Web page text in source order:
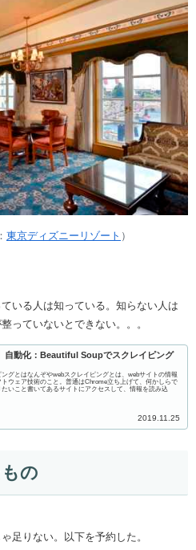
東京ディズニーリゾート ）
いる人は知っている。知らない人は
っていないとできない。。。
自動化：Beautiful Soupでスクレイピング
グとはなんぞやwebスクレイピングとは、webサイトの情報
トウェア技術のこと。普通はChrome立ち上げて、何かしらで
いこと書いてあるサイトにアクセスして、情報を読み込
2019.11.25
の
足りない。以下を予約した。